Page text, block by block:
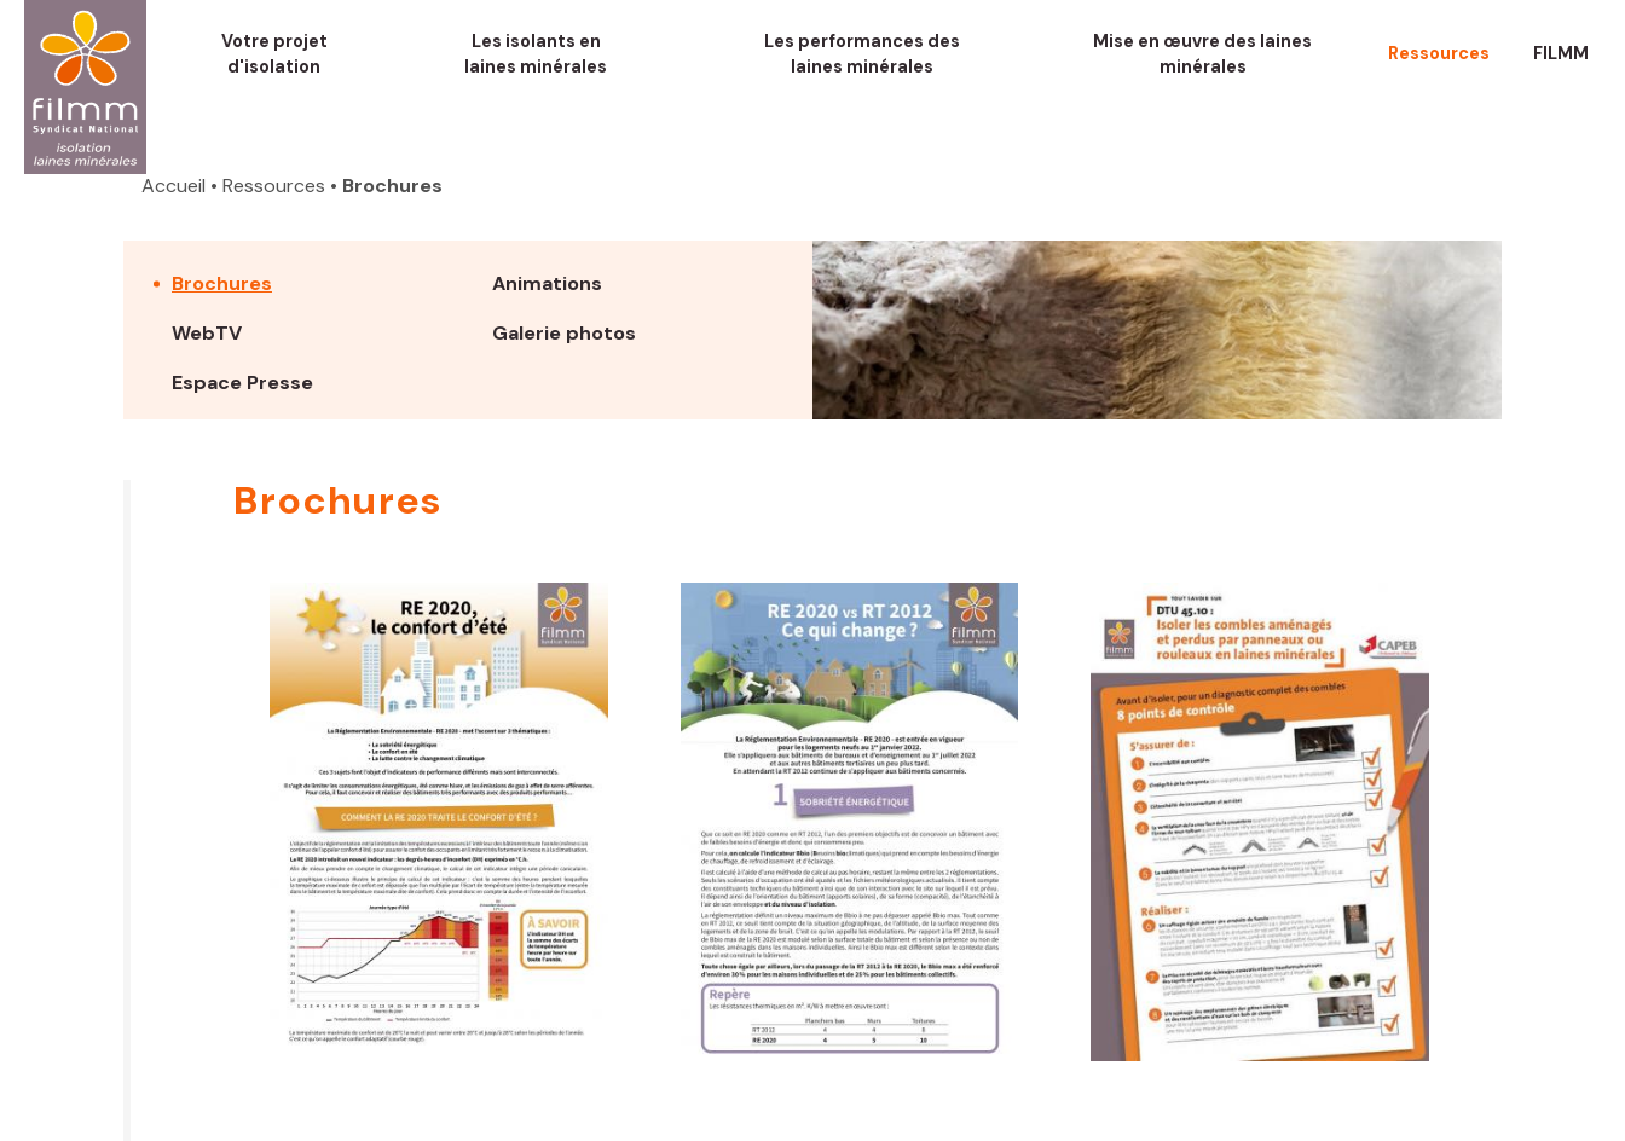
contenu
principal
Votre projet
d'isolation
Les isolants en
laines minérales
Les performances des
laines minérales
Mise en œuvre des laines
minérales
Ressources FILMM
Accueil • Ressources • Brochures
Brochures
Animations
WebTV
Galerie photos
Espace Presse
Brochures